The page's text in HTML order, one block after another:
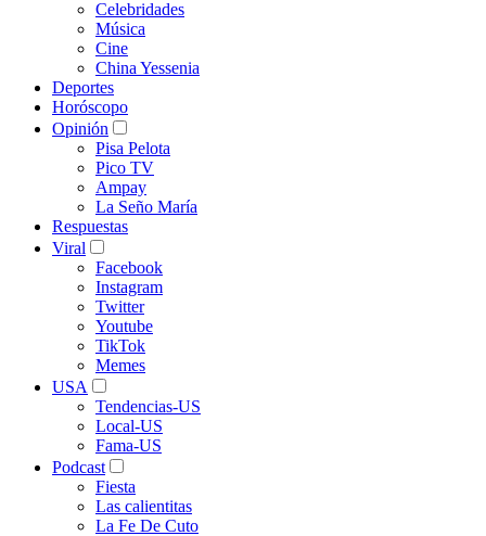
Celebridades
Música
Cine
China Yessenia
Deportes
Horóscopo
Opinión
Pisa Pelota
Pico TV
Ampay
La Seño María
Respuestas
Viral
Facebook
Instagram
Twitter
Youtube
TikTok
Memes
USA
Tendencias-US
Local-US
Fama-US
Podcast
Fiesta
Las calientitas
La Fe De Cuto